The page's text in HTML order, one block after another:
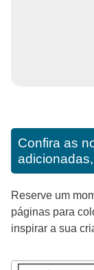
Confira as
Reserve um
páginas para
inspirar a sua